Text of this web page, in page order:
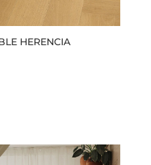
HERENCIA